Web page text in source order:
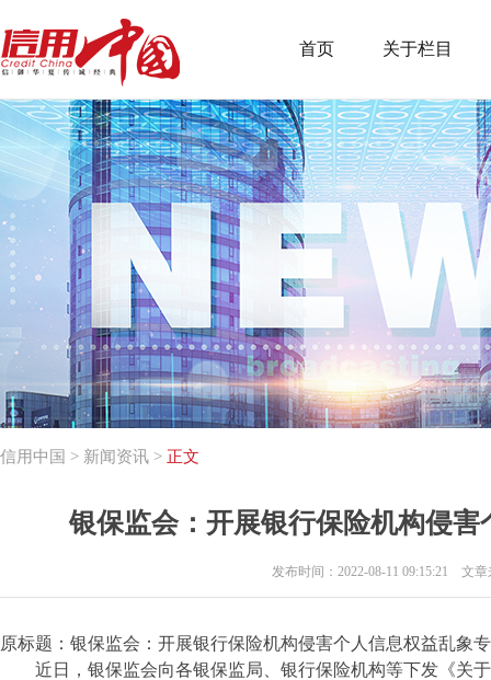
首页 关于栏目
信用中国 > 新闻资讯 > 正文
银保监会：开展银行保险机构侵
发布时间：2022-08-11 09:15:21 文章
原标题：银保监会：开展银行保险机构侵害个人信息权益乱象
近日，银保监会向各银保监局、银行保险机构等下发《关